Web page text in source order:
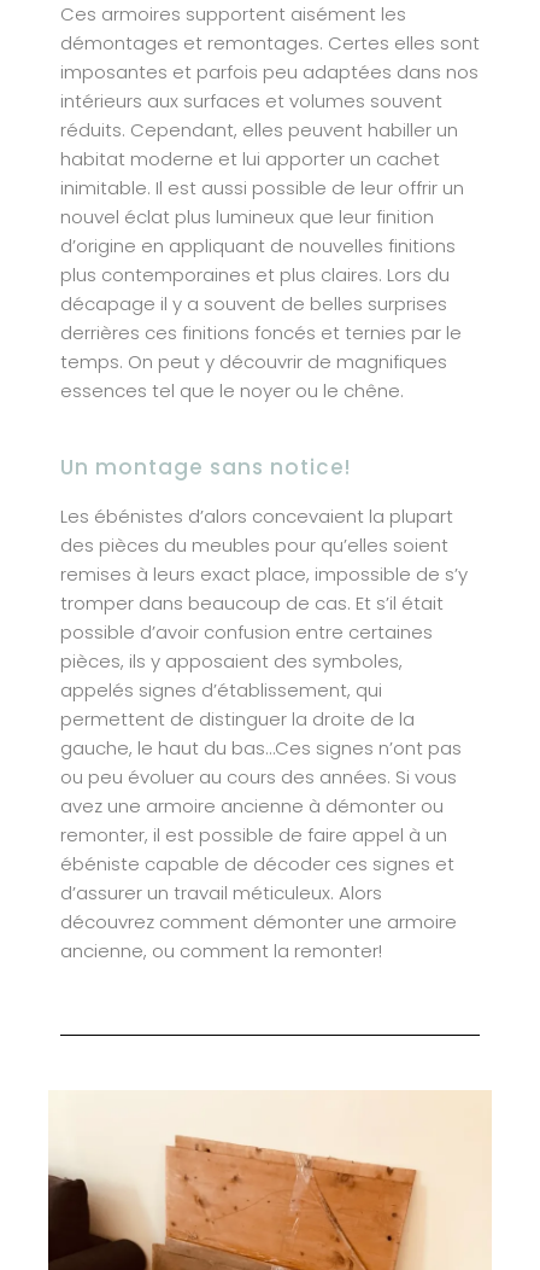
Ces armoires supportent aisément les
démontages et remontages. Certes elles sont
imposantes et parfois peu adaptées dans nos
intérieurs aux surfaces et volumes souvent
réduits. Cependant, elles peuvent habiller un
habitat moderne et lui apporter un cachet
inimitable. Il est aussi possible de leur offrir un
nouvel éclat plus lumineux que leur finition
d’origine en appliquant de nouvelles finitions
plus contemporaines et plus claires. Lors du
décapage il y a souvent de belles surprises
derrières ces finitions foncés et ternies par le
temps. On peut y découvrir de magnifiques
essences tel que le noyer ou le chêne.
Un montage sans notice!
Les ébénistes d’alors concevaient la plupart
des pièces du meubles pour qu’elles soient
remises à leurs exact place, impossible de s’y
tromper dans beaucoup de cas. Et s’il était
possible d’avoir confusion entre certaines
pièces, ils y apposaient des symboles,
appelés signes d’établissement, qui
permettent de distinguer la droite de la
gauche, le haut du bas…Ces signes n’ont pas
ou peu évoluer au cours des années. Si vous
avez une armoire ancienne à démonter ou
remonter, il est possible de faire appel à un
ébéniste capable de décoder ces signes et
d’assurer un travail méticuleux. Alors
découvrez comment démonter une armoire
ancienne, ou comment la remonter!